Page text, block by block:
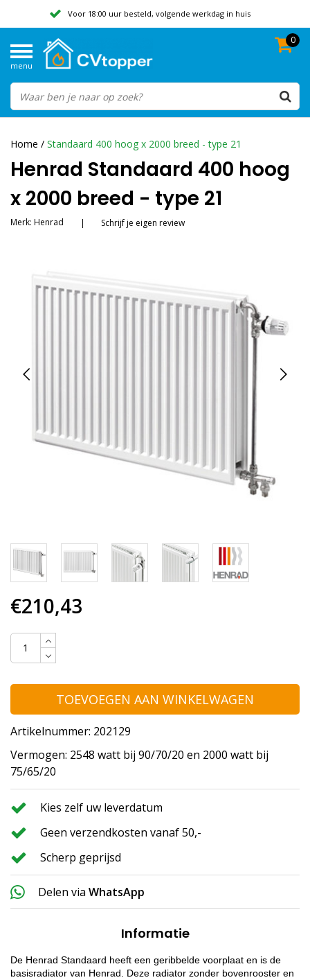
Voor 18:00 uur besteld, volgende werkdag in huis
Beoordeeld met een 9,8
menu
0
Home / Standaard 400 hoog x 2000 breed - type 21
Henrad Standaard 400 hoog
x 2000 breed - type 21
Merk: Henrad | Schrijf je eigen review
€210,43
TOEVOEGEN AAN WINKELWAGEN
Artikelnummer: 202129
Vermogen: 2548 watt bij 90/70/20 en 2000 watt bij
75/65/20
Kies zelf uw leverdatum
Geen verzendkosten vanaf 50,-
Scherp geprijsd
Delen via WhatsApp
Informatie
De Henrad Standaard heeft een geribbelde voorplaat en is de
basisradiator van Henrad. Deze radiator zonder bovenrooster en